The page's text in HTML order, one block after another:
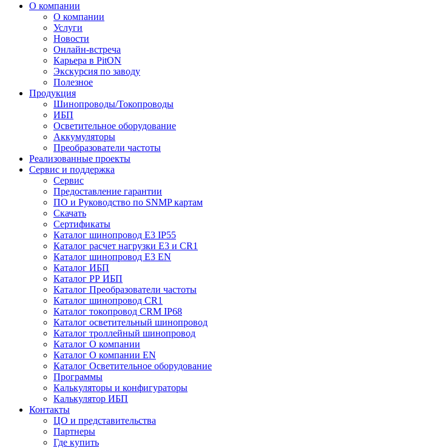
О компании
О компании
Услуги
Новости
Онлайн-встреча
Карьера в PitON
Экскурсия по заводу
Полезное
Продукция
Шинопроводы/Токопроводы
ИБП
Осветительное оборудование
Аккумуляторы
Преобразователи частоты
Реализованные проекты
Сервис и поддержка
Сервис
Предоставление гарантии
ПО и Руководство по SNMP картам
Скачать
Сертификаты
Каталог шинопровод E3 IP55
Каталог расчет нагрузки Е3 и CR1
Каталог шинопровод E3 EN
Каталог ИБП
Каталог РР ИБП
Каталог Преобразователи частоты
Каталог шинопровод CR1
Каталог токопровод CRM IP68
Каталог осветительный шинопровод
Каталог троллейный шинопровод
Каталог О компании
Каталог О компании EN
Каталог Осветительное оборудование
Программы
Калькуляторы и конфигураторы
Калькулятор ИБП
Контакты
ЦО и представительства
Партнеры
Где купить